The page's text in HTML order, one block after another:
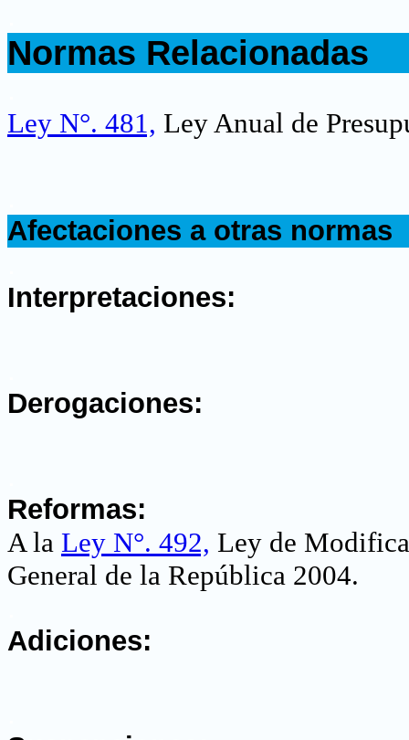
Normas Relacionadas
Ley N°. 481, Ley Anual de
Afectaciones a otras normas
Interpretaciones:
Derogaciones:
Reformas:
A la Ley N°. 492, Ley de
General de la República 2004.
Adiciones: